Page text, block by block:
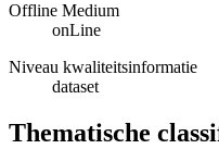
Offline Medium
onLine
Niveau kwaliteitsinformatie
dataset
Thematische